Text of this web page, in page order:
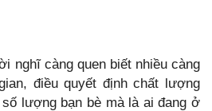
nghĩ càng quen biết nhiều càng
điều quyết định chất lượng
lượng bạn bè mà là ai đang ở